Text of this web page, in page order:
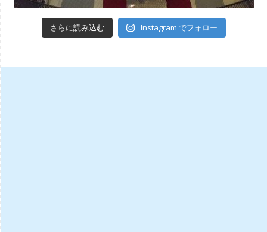
さらに読み込む Instagram でフォロー